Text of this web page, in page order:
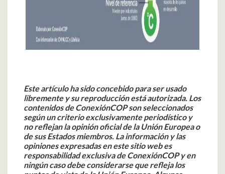
Este artículo ha sido concebido para ser usado
libremente y su reproducción está autorizada. Los
contenidos de ConexiónCOP son seleccionados
según un criterio exclusivamente periodístico y
no reflejan la opinión oficial de la Unión Europea o
de sus Estados miembros. La información y las
opiniones expresadas en este sitio web es
responsabilidad exclusiva de ConexiónCOP y en
ningún caso debe considerarse que refleja los